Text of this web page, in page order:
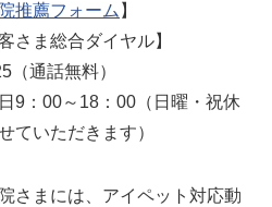
推薦フォーム 】
さま総合ダイヤル】
（通話無料）
9：00～18：00（日曜・祝休
ていただきます）
さまには、アイペット対応動